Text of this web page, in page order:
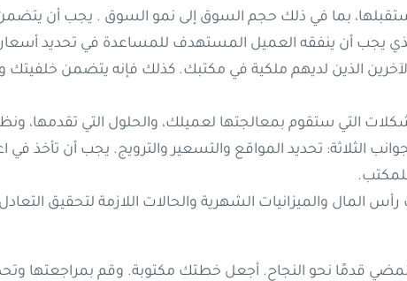
مستقبلها، بما في ذلك حجم السوق إلى نمو السوق . يجب أن
يجب أن ينفقه العميل المستهدف للمساعدة في تحديد
الذين لديهم ملكية في مكتبك. كذلك فإنه يتضمن خلفيتك
التي ستقوم بمعالجتها لعميلك، والحلول التي تقدمها،
الثلاثة: تحديد المواقع والتسعير والترويج. يجب أن تأخذ في
المال والميزانيات الشهرية والحالات اللازمة لتحقيق
قدمًا نحو النجاح. أجعل خطتك مكتوبة. وقم بمراجعتها